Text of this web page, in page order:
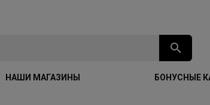
НАШИ МАГАЗИНЫ БОНУСНЫЕ